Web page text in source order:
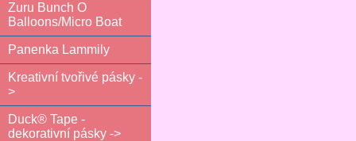
Zuru Bunch O
Balloons/Micro Boat
Panenka Lammily
Kreativní tvořivé pásky -
>
Duck® Tape -
dekorativní pásky ->